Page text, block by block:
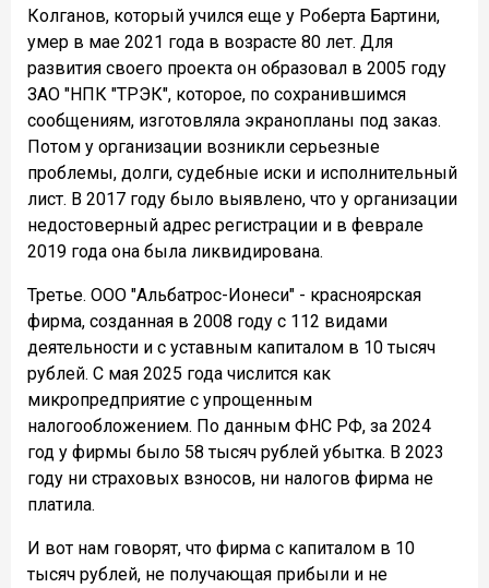
Колганов, который учился еще у Роберта Бартини,
умер в мае 2021 года в возрасте 80 лет. Для
развития своего проекта он образовал в 2005 году
ЗАО "НПК "ТРЭК", которое, по сохранившимся
сообщениям, изготовляла экранопланы под заказ.
Потом у организации возникли серьезные
проблемы, долги, судебные иски и исполнительный
лист. В 2017 году было выявлено, что у организации
недостоверный адрес регистрации и в феврале
2019 года она была ликвидирована.
Третье. ООО "Альбатрос-Ионеси" - красноярская
фирма, созданная в 2008 году с 112 видами
деятельности и с уставным капиталом в 10 тысяч
рублей. С мая 2025 года числится как
микропредприятие с упрощенным
налогообложением. По данным ФНС РФ, за 2024
год у фирмы было 58 тысяч рублей убытка. В 2023
году ни страховых взносов, ни налогов фирма не
платила.
И вот нам говорят, что фирма с капиталом в 10
тысяч рублей, не получающая прибыли и не